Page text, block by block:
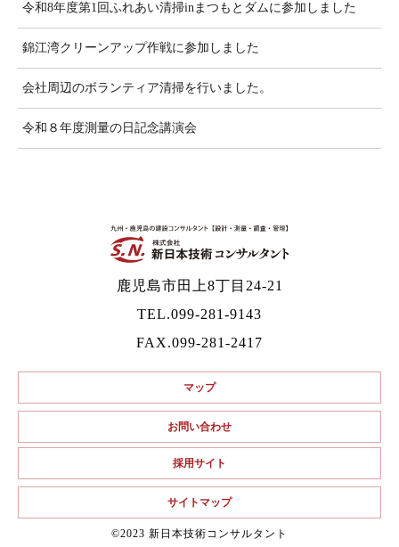
令和8年度第1回ふれあい清掃inまつもとダムに参加しました
錦江湾クリーンアップ作戦に参加しました
会社周辺のボランティア清掃を行いました。
令和８年度測量の日記念講演会
鹿児島市田上8丁目24-21
TEL.099-281-9143
FAX.099-281-2417
マップ
お問い合わせ
採用サイト
サイトマップ
©2023 新日本技術コンサルタント